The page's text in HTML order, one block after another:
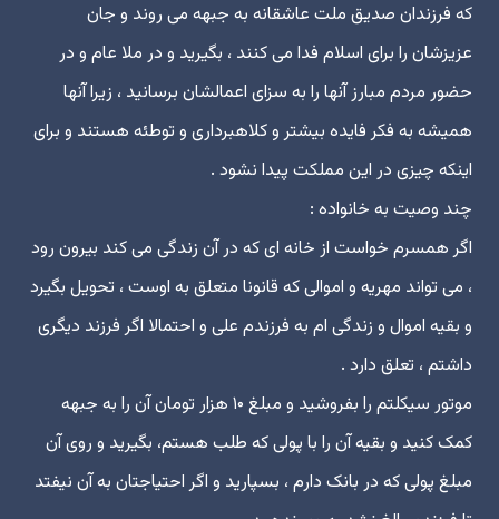
که فرزندان صدیق ملت عاشقانه به جبهه مى روند و جان
عزیزشان را براى اسلام فدا مى کنند ، بگیرید و در ملا عام و در
حضور مردم مبارز آنها را به سزاى اعمالشان برسانید ، زیرا آنها
همیشه به فکر فایده بیشتر و کلاهبردارى و توطئه هستند و براى
اینکه چیزى در این مملکت پیدا نشود .
چند وصیت به خانواده :
اگر همسرم خواست از خانه اى که در آن زندگى مى کند بیرون رود
، مى تواند مهریه و اموالى که قانونا متعلق به اوست ، تحویل بگیرد
و بقیه اموال و زندگى ام به فرزندم على و احتمالا اگر فرزند دیگرى
داشتم ، تعلق دارد .
موتور سیکلتم را بفروشید و مبلغ ۱۰ هزار تومان آن را به جبهه
کمک کنید و بقیه آن را با پولى که طلب هستم، بگیرید و روى آن
مبلغ پولى که در بانک دارم ، بسپارید و اگر احتیاجتان به آن نیفتد